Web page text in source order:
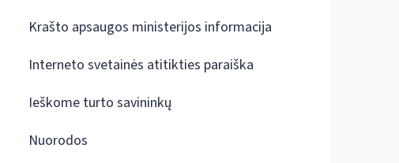
Krašto apsaugos ministerijos informacija
Interneto svetainės atitikties paraiška
Ieškome turto savininkų
Nuorodos